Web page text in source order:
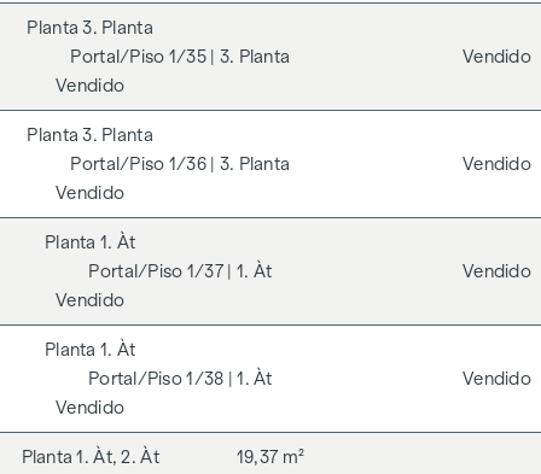
1/35 | 3. Planta
3. Planta
Vendido
Vendido
1/36 | 3. Planta
3. Planta
Vendido
Vendido
1/37 | 1. Àt
1. Àt
Vendido
Vendido
1/38 | 1. Àt
1. Àt
Vendido
Vendido
1. Àt, 2. Àt 19,37 m²